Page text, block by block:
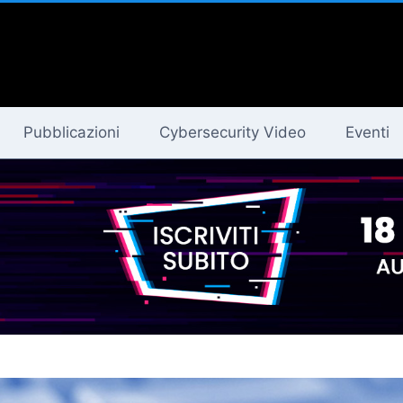
Pubblicazioni Cybersecurity Video Eventi